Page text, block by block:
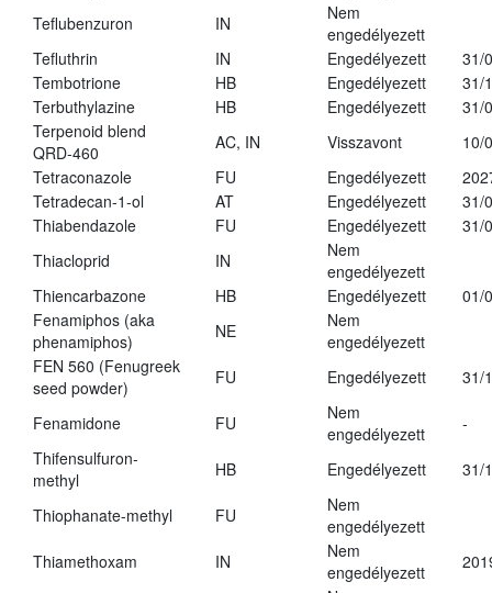
Teflubenzuron
IN
Nem
engedélyezett
Tefluthrin
IN Engedélyezett
31/
Tembotrione
HB Engedélyezett
31/
Terbuthylazine
HB Engedélyezett
31/
Terpenoid blend
QRD-460
AC, IN Visszavont
10/
Tetraconazole
FU Engedélyezett
Tetradecan-1-ol
AT Engedélyezett
31/
Thiabendazole
FU Engedélyezett
31/
Thiacloprid
IN
Nem
engedélyezett
Thiencarbazone
HB Engedélyezett
01/
Fenamiphos (aka
phenamiphos)
NE
Nem
engedélyezett
FEN 560 (Fenugreek
seed powder)
FU Engedélyezett 31/
Fenamidone FU
Nem
engedélyezett
-
Thifensulfuron-
methyl
HB Engedélyezett 31/
Thiophanate-methyl FU
Nem
engedélyezett
Thiamethoxam
IN
Nem
engedélyezett